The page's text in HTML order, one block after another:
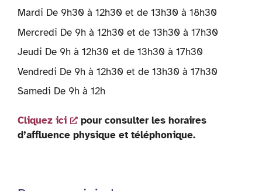
Mardi De 9h30 à 12h30 et de 13h30 à 18h30
Mercredi De 9h à 12h30 et de 13h30 à 17h30
Jeudi De 9h à 12h30 et de 13h30 à 17h30
Vendredi De 9h à 12h30 et de 13h30 à 17h30
Samedi De 9h à 12h
Cliquez ici
pour consulter les horaires
d’affluence physique et téléphonique.